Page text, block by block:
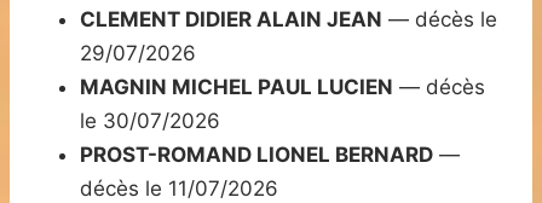
CLEMENT DIDIER ALAIN JEAN — décès le
29/07/2026
MAGNIN MICHEL PAUL LUCIEN — décès
le 30/07/2026
PROST-ROMAND LIONEL BERNARD —
décès le 11/07/2026